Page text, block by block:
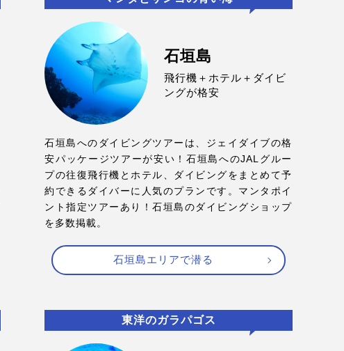
石垣島
飛行機＋ホテル＋ダイビ
ングが格安
石垣島へのダイビングツアーは、ジェイダイブの格
安パッケージツアーが安い！石垣島へのJALグルー
プの往復飛行機とホテル、ダイビングをまとめて予
約できるダイバーに人気のプランです。マンタポイ
ント指定ツアーあり！石垣島のダイビングショップ
を多数掲載。
石垣島エリアで潜る
東洋のガラパゴス